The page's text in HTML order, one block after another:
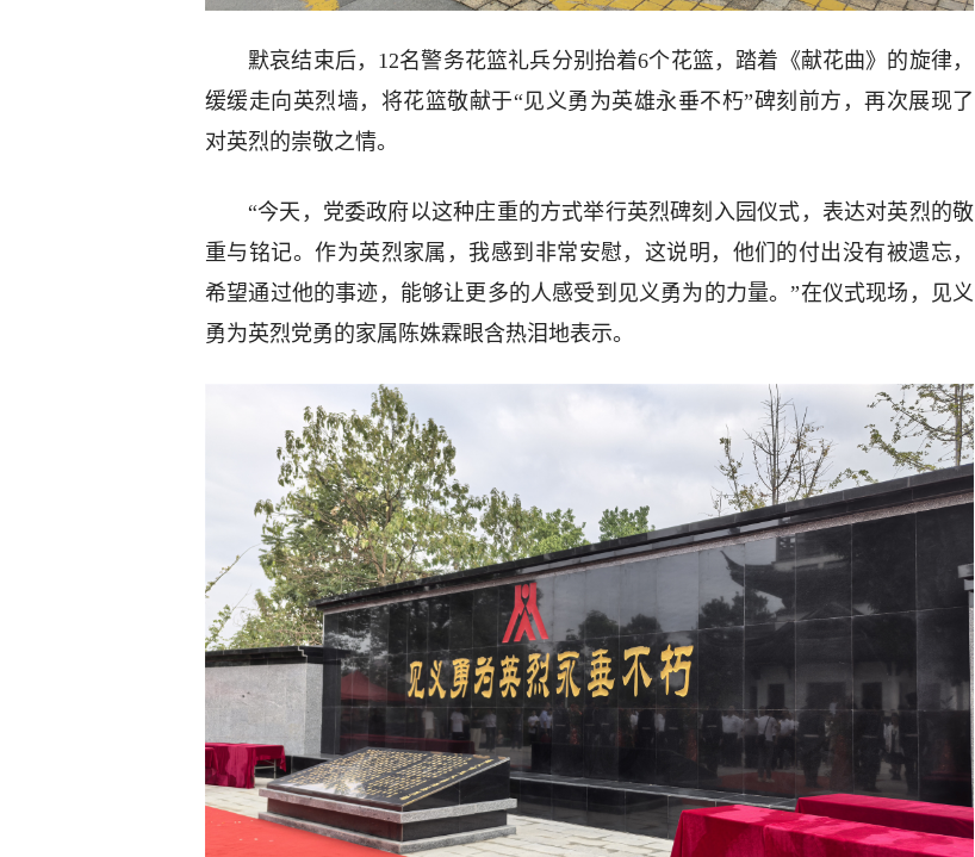
默哀结束后，12名警务花篮礼兵分别抬着6个花篮，踏着《献花曲》的旋律，
缓缓走向英烈墙，将花篮敬献于“见义勇为英雄永垂不朽”碑刻前方，再次展现了
对英烈的崇敬之情。
“今天，党委政府以这种庄重的方式举行英烈碑刻入园仪式，表达对英烈的敬
重与铭记。作为英烈家属，我感到非常安慰，这说明，他们的付出没有被遗忘，
希望通过他的事迹，能够让更多的人感受到见义勇为的力量。”在仪式现场，见义
勇为英烈党勇的家属陈姝霖眼含热泪地表示。